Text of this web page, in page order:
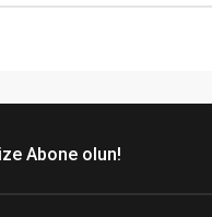
Abone olun!